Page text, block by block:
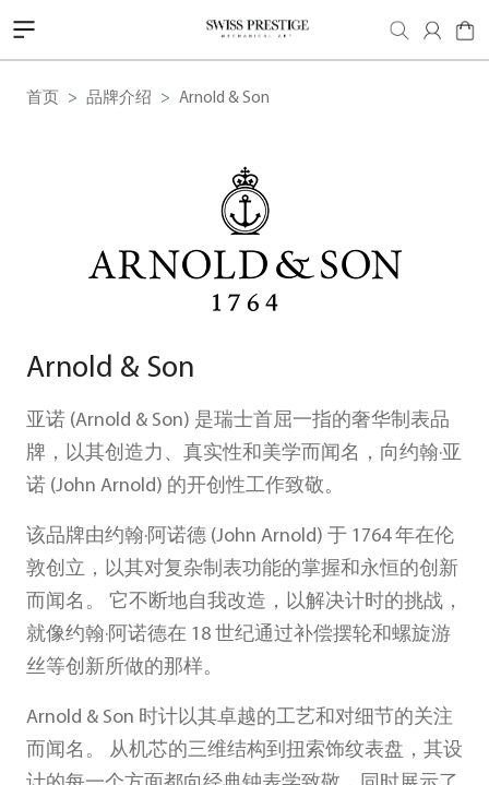
首页 品牌介绍 Arnold & Son
Arnold & Son
亚诺 (Arnold & Son) 是瑞士首屈一指的奢华制表品
牌，以其创造力、真实性和美学而闻名，向约翰·亚
诺 (John Arnold) 的开创性工作致敬。
该品牌由约翰·阿诺德 (John Arnold) 于 1764 年在伦
敦创立，以其对复杂制表功能的掌握和永恒的创新
而闻名。 它不断地自我改造，以解决计时的挑战，
就像约翰·阿诺德在 18 世纪通过补偿摆轮和螺旋游
丝等创新所做的那样。
Arnold & Son 时计以其卓越的工艺和对细节的关注
而闻名。 从机芯的三维结构到扭索饰纹表盘，其设